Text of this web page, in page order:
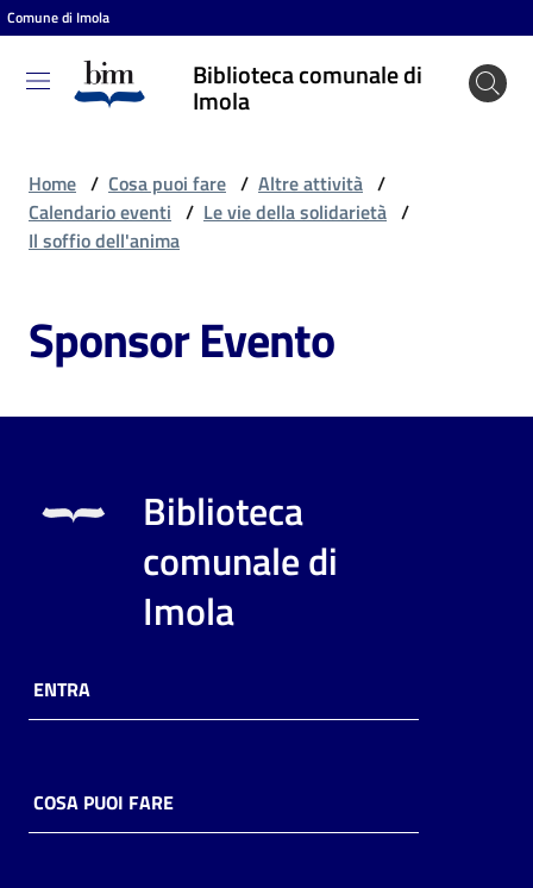
Vai al contenuto
Vai alla navigazione
Vai al footer
Comune di Imola
Biblioteca comunale di
Imola
Biblioteca
comunale
Cosa
fare
Scopri
online
Home / Cosa puoi fare / Altre attività /
Calendario eventi / Le vie della solidarietà /
Il soffio dell'anima
Sponsor Evento
Biblioteca
comunale di
Imola
ENTRA
COSA PUOI FARE